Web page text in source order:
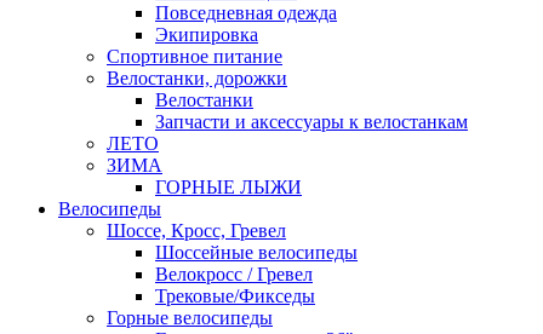
Повседневная одежда
Экипировка
Спортивное питание
Велостанки, дорожки
Велостанки
Запчасти и аксессуары к велостанкам
ЛЕТО
ЗИМА
ГОРНЫЕ ЛЫЖИ
Велосипеды
Шоссе, Кросс, Гревел
Шоссейные велосипеды
Велокросс / Гревел
Трековые/Фикседы
Горные велосипеды